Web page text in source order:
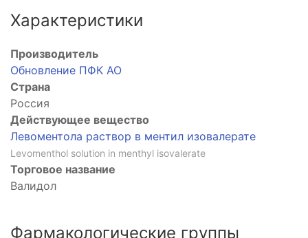
Характеристики
Производитель
Обновление ПФК АО
Страна
Россия
Действующее вещество
Левоментола раствор в ментил изовалерате
Levomenthol solution in menthyl isovalerate
Торговое название
Валидол
Фармакологические группы